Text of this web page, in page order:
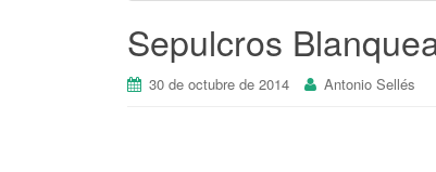
Sepulcros
30 de octubre de 2014 Antonio Sellés